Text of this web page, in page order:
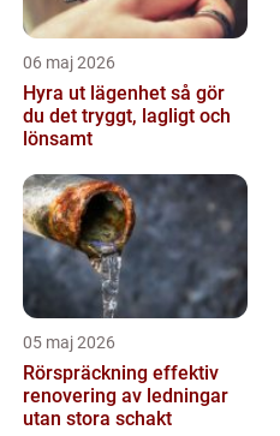
06 maj 2026
Hyra ut lägenhet så gör
du det tryggt, lagligt och
lönsamt
05 maj 2026
Rörspräckning effektiv
renovering av ledningar
utan stora schakt